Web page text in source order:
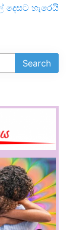
දෙසට හැරෙයි